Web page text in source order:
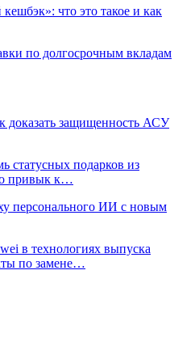
что это такое и как
по долгосрочным вкладам
защищенность АСУ
статусных подарков из
привык к…
персонального ИИ с новым
в технологиях выпуска
по замене…